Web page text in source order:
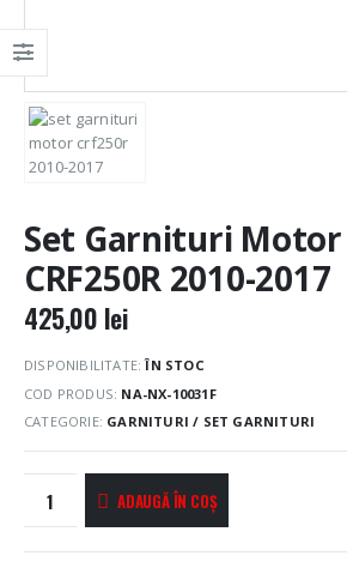
Set Garnituri Motor
CRF250R 2010-2017
425,00 lei
DISPONIBILITATE:ÎN STOC
COD PRODUS: NA-NX-10031F
CATEGORIE: GARNITURI / SET GARNITURI
ADAUGĂ ÎN COȘ